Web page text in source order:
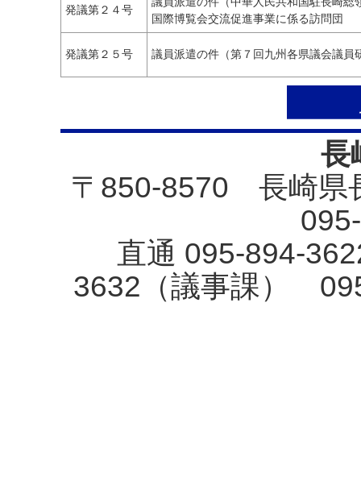
発議第２４号
国際博覧会交流促進事業に係る訪問団
発議第２５号 議員派遣の件（第７回九州各県議会議員
長
〒850-8570 長崎県
直通 095-894-
3632（議事課）